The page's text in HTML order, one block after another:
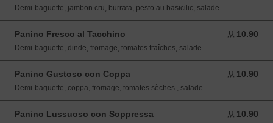
Demi-baguette, jambon cru, burrata, pesto au basicilic, salade
Panino Fresco al Tacchino 从 10.90
从 10.90 EUR
Demi-baguette, dinde, fromage, tomates fraîches, salade
Panino Gustoso con Coppa 从 10.90
从 10.90 EUR
Demi-baguette, coppa, fromage, tomates sèches , salade
Panino Lussuoso con Soppressa 从 10.90
从 10.90 EUR